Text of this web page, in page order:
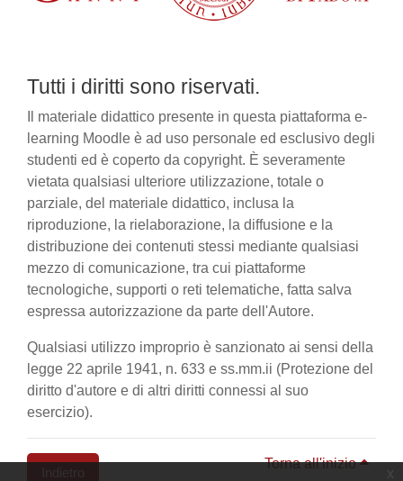
Tutti i diritti sono riservati.
Il materiale didattico presente in questa piattaforma e-
learning Moodle è ad uso personale ed esclusivo degli
studenti ed è coperto da copyright. È severamente
vietata qualsiasi ulteriore utilizzazione, totale o
parziale, del materiale didattico, inclusa la
riproduzione, la rielaborazione, la diffusione e la
distribuzione dei contenuti stessi mediante qualsiasi
mezzo di comunicazione, tra cui piattaforme
tecnologiche, supporti o reti telematiche, fatta salva
espressa autorizzazione da parte dell'Autore.
Qualsiasi utilizzo improprio è sanzionato ai sensi della
legge 22 aprile 1941, n. 633 e ss.mm.ii (Protezione del
diritto d'autore e di altri diritti connessi al suo
esercizio).
Torna all'inizio